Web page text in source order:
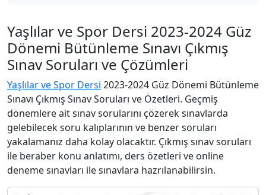
Yaşlılar ve Spor Dersi 2023-2024 Güz
Dönemi Bütünleme Sınavı Çıkmış
Sınav Soruları ve Çözümleri
Yaşlılar ve Spor Dersi 2023-2024 Güz Dönemi Bütünleme
Sınavı Çıkmış Sınav Soruları ve Özetleri. Geçmiş
dönemlere ait sınav sorularını çözerek sınavlarda
gelebilecek soru kalıplarının ve benzer soruları
yakalamanız daha kolay olacaktır. Çıkmış sınav soruları
ile beraber konu anlatımı, ders özetleri ve online
deneme sınavları ile sınavlara hazrılanabilirsin.